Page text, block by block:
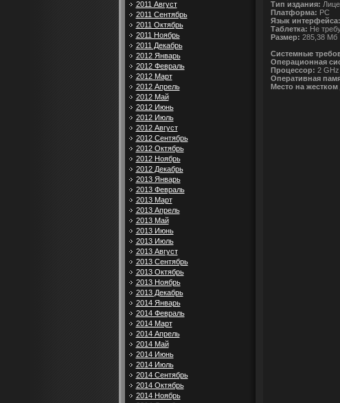
2011 Август
2011 Сентябрь
2011 Октябрь
2011 Ноябрь
2011 Декабрь
2012 Январь
2012 Февраль
2012 Март
2012 Апрель
2012 Май
2012 Июнь
2012 Июль
2012 Август
2012 Сентябрь
2012 Октябрь
2012 Ноябрь
2012 Декабрь
2013 Январь
2013 Февраль
2013 Март
2013 Апрель
2013 Май
2013 Июнь
2013 Июль
2013 Август
2013 Сентябрь
2013 Октябрь
2013 Ноябрь
2013 Декабрь
2014 Январь
2014 Февраль
2014 Март
2014 Апрель
2014 Май
2014 Июнь
2014 Июль
2014 Сентябрь
2014 Октябрь
2014 Ноябрь
Тип издания:
Платформа: PC
Язык интерфейса:
Таблетка: Не
Размер: 285,38 Мб
Системные
Операционная
Процессор: 2 GHz
Оперативная
Место на жестком